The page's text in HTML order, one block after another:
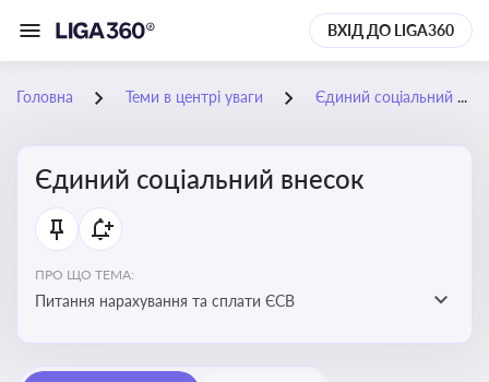
ВХІД ДО LIGA360
Головна Теми в центрі уваги Єдиний соціальний внесок
Єдиний соціальний внесок
ПРО ЩО ТЕМА:
Питання нарахування та сплати ЄСВ